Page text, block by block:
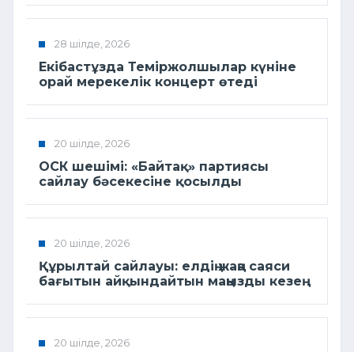
28 шілде, 2026
Екібастұзда Теміржолшылар күніне
орай мерекелік концерт өтеді
20 шілде, 2026
ОСК шешімі: «Байтақ» партиясы
сайлау бәсекесіне қосылды
20 шілде, 2026
Құрылтай сайлауы: елдің жаңа саяси
бағытын айқындайтын маңызды кезең
20 шілде, 2026